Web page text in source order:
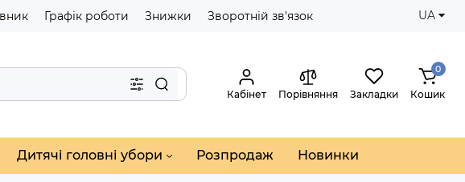
Графік роботи Знижки Зворотній зв'язок UA
Кабінет Порівняння Закладки
0
Кошик
Дитячі головні убори Розпродаж Новинки